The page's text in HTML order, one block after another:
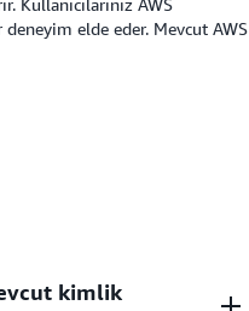
Kullanıcılarınız AWS
elde eder. Mevcut AWS
kimlik